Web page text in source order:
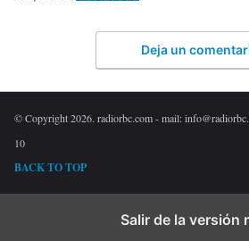
Deja un
© Copyright 2026. radiorbc.com - mail:
10
BACK TO TOP
Salir de la versión